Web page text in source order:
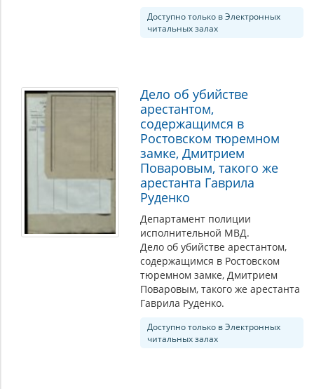
Доступно только в Электронных
читальных залах
Дело об убийстве
арестантом,
содержащимся в
Ростовском тюремном
замке, Дмитрием
Поваровым, такого же
арестанта Гаврила
Руденко
Департамент полиции
исполнительной МВД.
Дело об убийстве арестантом,
содержащимся в Ростовском
тюремном замке, Дмитрием
Поваровым, такого же арестанта
Гаврила Руденко.
Доступно только в Электронных
читальных залах